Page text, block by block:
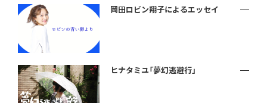
岡田ロビン翔子によるエッセイ
ヒナタミユ「夢幻逃避行」